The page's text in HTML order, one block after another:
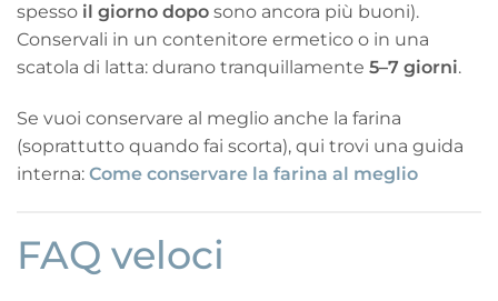
spesso il giorno dopo sono ancora più buoni).
Conservali in un contenitore ermetico o in una
scatola di latta: durano tranquillamente 5–7 giorni.
Se vuoi conservare al meglio anche la farina
(soprattutto quando fai scorta), qui trovi una guida
interna: Come conservare la farina al meglio
FAQ veloci